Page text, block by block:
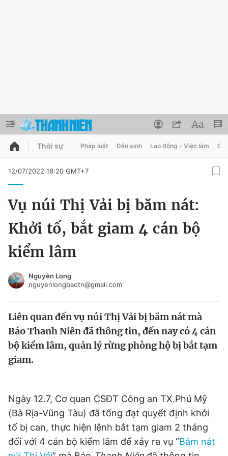
QUẢNG CÁO
Chuyên mục
Chuyên mục khác
Video Magazine
Sản phẩm khác
Thông tin tòa soạn Liên hệ quảng cáo
Đổi mật khẩu
Tin đã lưu
Tin đã xem
Đăng xuất
Thời sự Pháp luật Dân sinh Lao động - Việc làm
12/07/2022 18:20 GMT+7
Vụ núi Thị Vải bị băm nát:
Khởi tố, bắt giam 4 cán bộ
kiểm lâm
Nguyễn Long
nguyenlongbaotn@gmail.com
Liên quan đến vụ núi Thị Vải bị băm nát mà
Báo Thanh Niên đã thông tin, đến nay có 4 cán
bộ kiểm lâm, quản lý rừng phòng hộ bị bắt tạm
giam.
Ngày 12.7, Cơ quan CSĐT Công an TX.Phú Mỹ
(Bà Rịa-Vũng Tàu) đã tống đạt quyết định khởi
tố bị can, thực hiện lệnh bắt tạm giam 2 tháng
đối với 4 cán bộ kiểm lâm để xảy ra vụ “Băm nát